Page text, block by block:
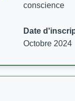
conscience
Date
Octobre 2024